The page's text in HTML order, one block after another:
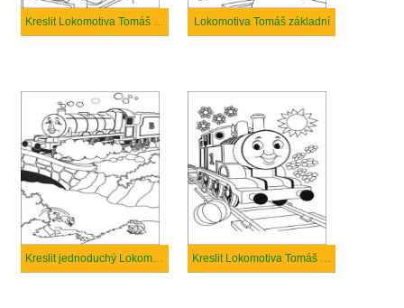
Lokomotiva Tomáš základní